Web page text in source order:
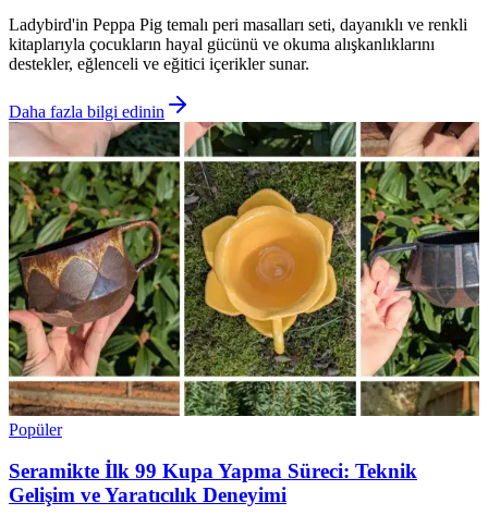
Ladybird'in Peppa Pig temalı peri masalları seti, dayanıklı ve renkli
kitaplarıyla çocukların hayal gücünü ve okuma alışkanlıklarını
destekler, eğlenceli ve eğitici içerikler sunar.
Daha fazla bilgi edinin
Popüler
Seramikte İlk 99 Kupa Yapma Süreci: Teknik
Gelişim ve Yaratıcılık Deneyimi